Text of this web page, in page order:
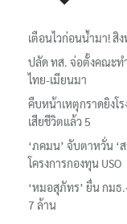
เตือนไวก่อนน้ำมา! สิ
ปลัด ทส. จ่อตั้งคณะ
ไทย-เมียนมา
คืบหน้าเหตุกราดยิงโ
เสียชีวิตแล้ว 5
‘ภคมน’ จับตาหวั่น ‘
โครงการกองทุน USO
‘หมอสุภัทร’ ยื่น กมธ
7 ล้าน